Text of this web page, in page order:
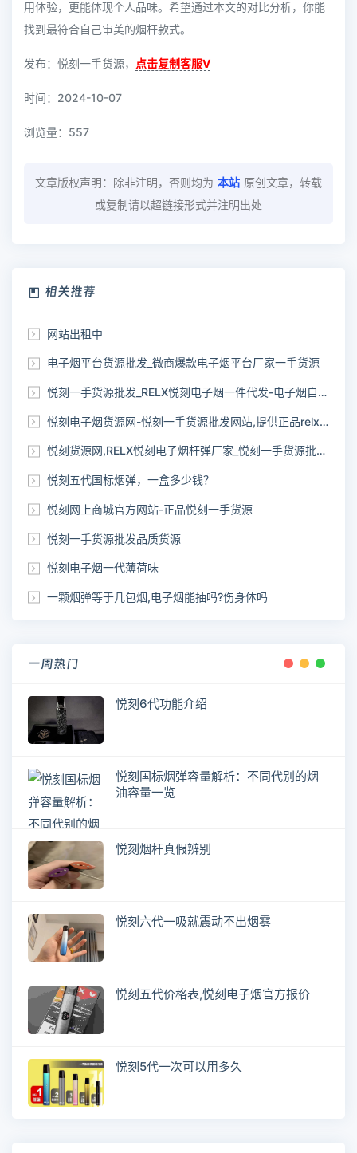
用体验，更能体现个人品味。希望通过本文的对比分析，你能
找到最符合自己审美的烟杆款式。
发布：悦刻一手货源， 点击复制客服V
时间：2024-10-07
浏览量： 557
文章版权声明：除非注明，否则均为 本站 原创文章，转载
或复制请以超链接形式并注明出处
相关推荐
网站出租中
电子烟平台货源批发_微商爆款电子烟平台厂家一手货源
悦刻一手货源批发_RELX悦刻电子烟一件代发-电子烟自助下单网站
悦刻电子烟货源网-悦刻一手货源批发网站,提供正品relx货源
悦刻货源网,RELX悦刻电子烟杆弹厂家_悦刻一手货源批发网站
悦刻五代国标烟弹，一盒多少钱？
悦刻网上商城官方网站-正品悦刻一手货源
悦刻一手货源批发品质货源
悦刻电子烟一代薄荷味
一颗烟弹等于几包烟,电子烟能抽吗?伤身体吗
一周热门
悦刻6代功能介绍
悦刻国标烟弹容量解析：不同代别的烟
油容量一览
悦刻烟杆真假辨别
悦刻六代一吸就震动不出烟雾
悦刻五代价格表,悦刻电子烟官方报价
悦刻5代一次可以用多久